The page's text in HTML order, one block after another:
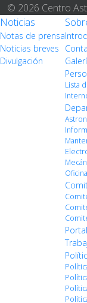
© 2026 Centro
Noticias
Notas de prensa
Noticias breves
Divulgación
Lista